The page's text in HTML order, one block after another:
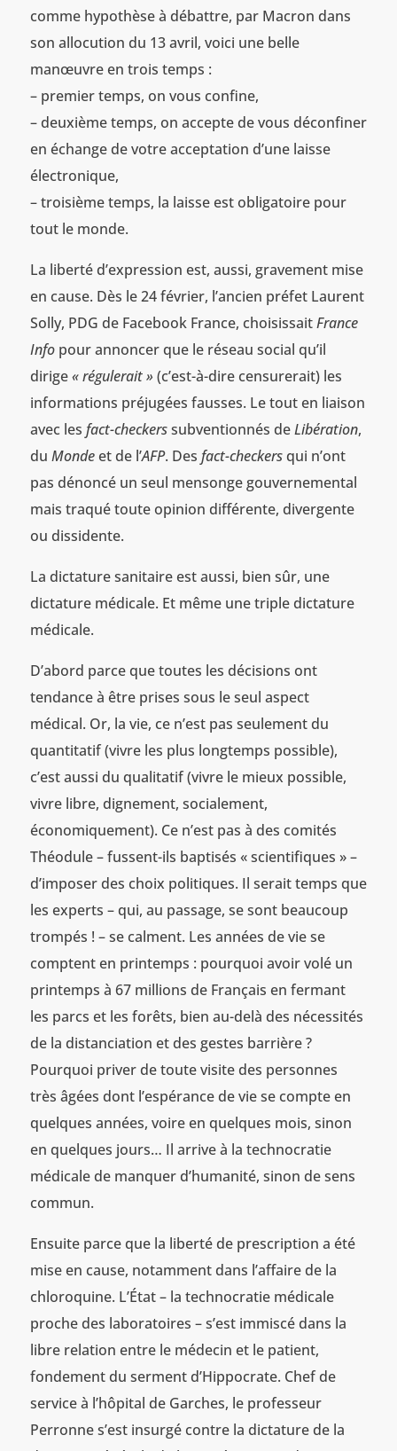
comme hypothèse à débattre, par Macron dans
son allocution du 13 avril, voici une belle
manœuvre en trois temps :
– premier temps, on vous confine,
– deuxième temps, on accepte de vous déconfiner
en échange de votre acceptation d’une laisse
électronique,
– troisième temps, la laisse est obligatoire pour
tout le monde.
La liberté d’expression est, aussi, gravement mise
en cause. Dès le 24 février, l’ancien préfet Laurent
Solly, PDG de Facebook France, choisissaitFrance
Infopour annoncer que le réseau social qu’il
dirige« régulerait » (c’est-à-dire censurerait) les
informations préjugées fausses. Le tout en liaison
avec les fact-checkerssubventionnés deLibération,
du Mondeet de l’AFP. Des fact-checkersqui n’ont
pas dénoncé un seul mensonge gouvernemental
mais traqué toute opinion différente, divergente
ou dissidente.
La dictature sanitaire est aussi, bien sûr, une
dictature médicale. Et même une triple dictature
médicale.
D’abord parce que toutes les décisions ont
tendance à être prises sous le seul aspect
médical. Or, la vie, ce n’est pas seulement du
quantitatif (vivre les plus longtemps possible),
c’est aussi du qualitatif (vivre le mieux possible,
vivre libre, dignement, socialement,
économiquement). Ce n’est pas à des comités
Théodule – fussent-ils baptisés « scientifiques » –
d’imposer des choix politiques. Il serait temps que
les experts – qui, au passage, se sont beaucoup
trompés ! – se calment. Les années de vie se
comptent en printemps : pourquoi avoir volé un
printemps à 67 millions de Français en fermant
les parcs et les forêts, bien au-delà des nécessités
de la distanciation et des gestes barrière ?
Pourquoi priver de toute visite des personnes
très âgées dont l’espérance de vie se compte en
quelques années, voire en quelques mois, sinon
en quelques jours… Il arrive à la technocratie
médicale de manquer d’humanité, sinon de sens
commun.
Ensuite parce que la liberté de prescription a été
mise en cause, notamment dans l’affaire de la
chloroquine. L’État – la technocratie médicale
proche des laboratoires – s’est immiscé dans la
libre relation entre le médecin et le patient,
fondement du serment d’Hippocrate. Chef de
service à l’hôpital de Garches, le professeur
Perronne s’est insurgé contre la dictature de la